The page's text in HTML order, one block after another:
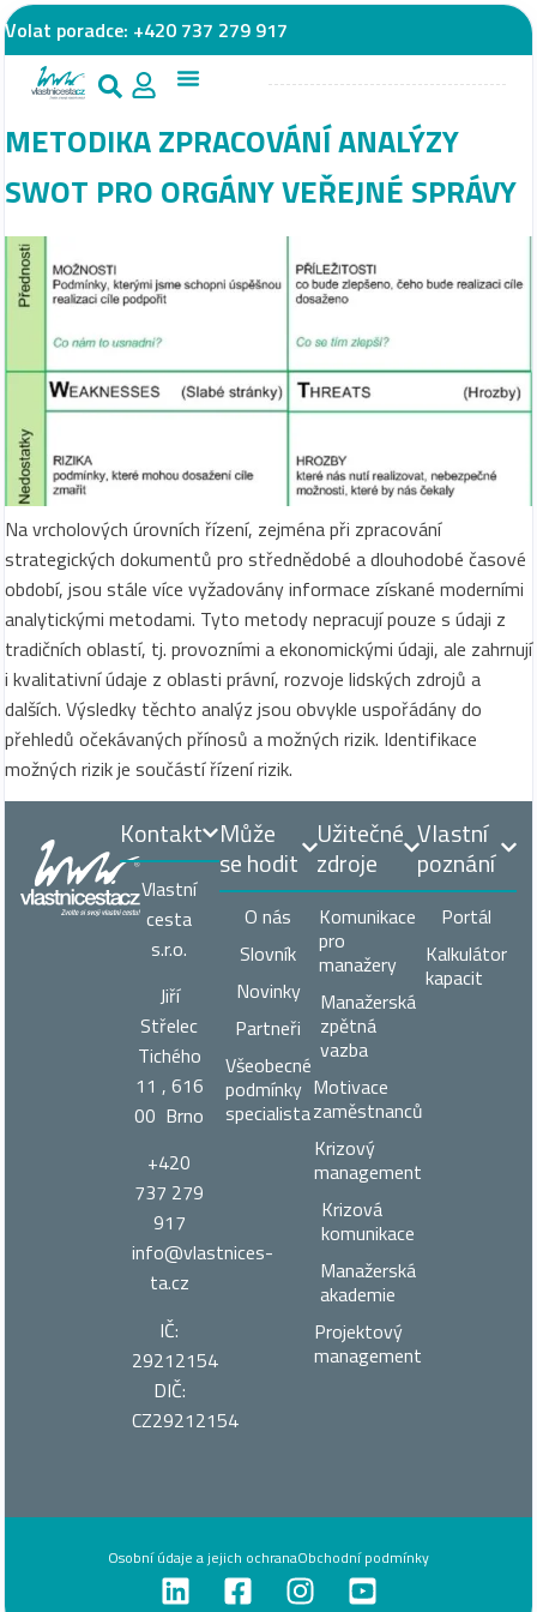
Volat poradce: +420 737 279 917
METODIKA ZPRACOVÁNÍ ANALÝZY
SWOT PRO ORGÁNY VEŘEJNÉ SPRÁVY
Na vrcholových úrovních řízení, zejména při zpracování
strategických dokumentů pro střednědobé a dlouhodobé časové
období, jsou stále více vyžadovány informace získané moderními
analytickými metodami. Tyto metody nepracují pouze s údaji z
tradičních oblastí, tj. provozními a ekonomickými údaji, ale zahrnují
i kvalitativní údaje z oblasti právní, rozvoje lidských zdrojů a
dalších. Výsledky těchto analýz jsou obvykle uspořádány do
přehledů očekávaných přínosů a možných rizik. Identifikace
možných rizik je součástí řízení rizik.
Může
se hodit
O nás
Slovník
Novinky
Partneři
Všeobecné
podmínky
specialista
Užitečné
zdroje
Komunikace
pro
manažery
Manažerská
zpětná
vazba
Motivace
zaměstnanců
Krizový
management
Krizová
komunikace
Manažerská
akademie
Projektový
management
Vlastní
poznání
Portál
Kalkulátor
kapacit
Kontakt
Vlastní
cesta
s.r.o.
Jiří
Střelec
Tichého
11 , 616
00 Brno
+420
737 279
917
info@vlastnices­
ta.cz
IČ:
29212154
DIČ:
CZ29212154
Osobní údaje a jejich ochranaObchodní podmínky